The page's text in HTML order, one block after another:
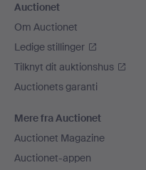
Auctionet
Om Auctionet
Ledige stillinger
Tilknyt dit auktionshus
Auctionets garanti
Mere fra Auctionet
Auctionet Magazine
Auctionet-appen